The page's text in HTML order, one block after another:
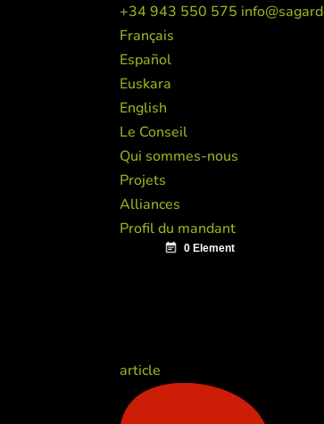
+34 943 550 575
Français
Español
Euskara
English
Le Conseil
Qui sommes-nous
Projets
Alliances
Profil du mandant
article